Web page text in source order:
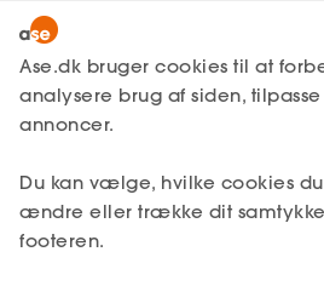
MitAse
Ase Selvstændig
Dokumenter.dk
Lønmodtager
A-kasse
Fagforening
Lønsikring
Få svar
Lønmodtager Få svar
Unge
Regler for fritidsjob
Hvor gammel
være for at
Ase.dk bruger cookies til at
analysere brug af siden,
annoncer.
Du kan vælge, hvilke cookies
ændre eller trække dit
footeren.